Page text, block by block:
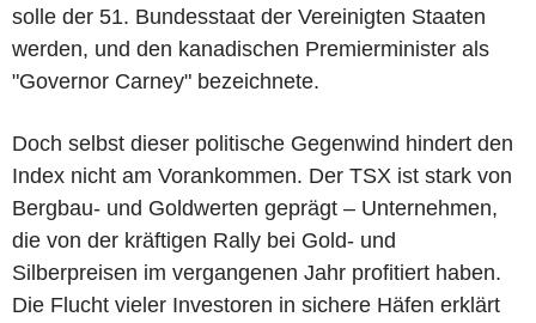
solle der 51. Bundesstaat der Vereinigten Staaten
werden, und den kanadischen Premierminister als
"Governor Carney" bezeichnete.
Doch selbst dieser politische Gegenwind hindert den
Index nicht am Vorankommen. Der TSX ist stark von
Bergbau- und Goldwerten geprägt – Unternehmen,
die von der kräftigen Rally bei Gold- und
Silberpreisen im vergangenen Jahr profitiert haben.
Die Flucht vieler Investoren in sichere Häfen erklärt